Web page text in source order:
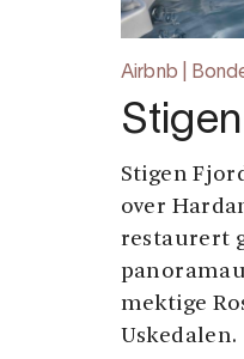
Airbnb |
Stigen
over
restaurert
mektige
Uskedalen.